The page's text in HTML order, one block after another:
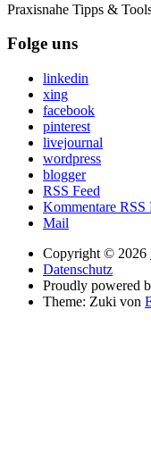
Praxisnahe Tipps &
Folge uns
linkedin
xing
facebook
pinterest
livejournal
wordpress
blogger
RSS Feed
Kommentare RSS
Mail
Copyright © 2026
Datenschutz
Proudly powered
Theme: Zuki von